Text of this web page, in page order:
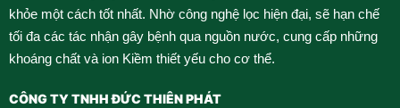
khỏe một cách tốt nhất. Nhờ công nghệ lọc hiện đại, sẽ hạn chế
tối đa các tác nhận gây bệnh qua nguồn nước, cung cấp những
khoáng chất và ion Kiềm thiết yếu cho cơ thể.
CÔNG TY TNHH ĐỨC THIÊN PHÁT